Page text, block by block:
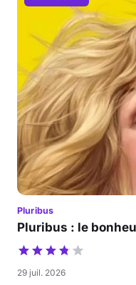
Pluribus
Pluribus : le
29 juil. 2026